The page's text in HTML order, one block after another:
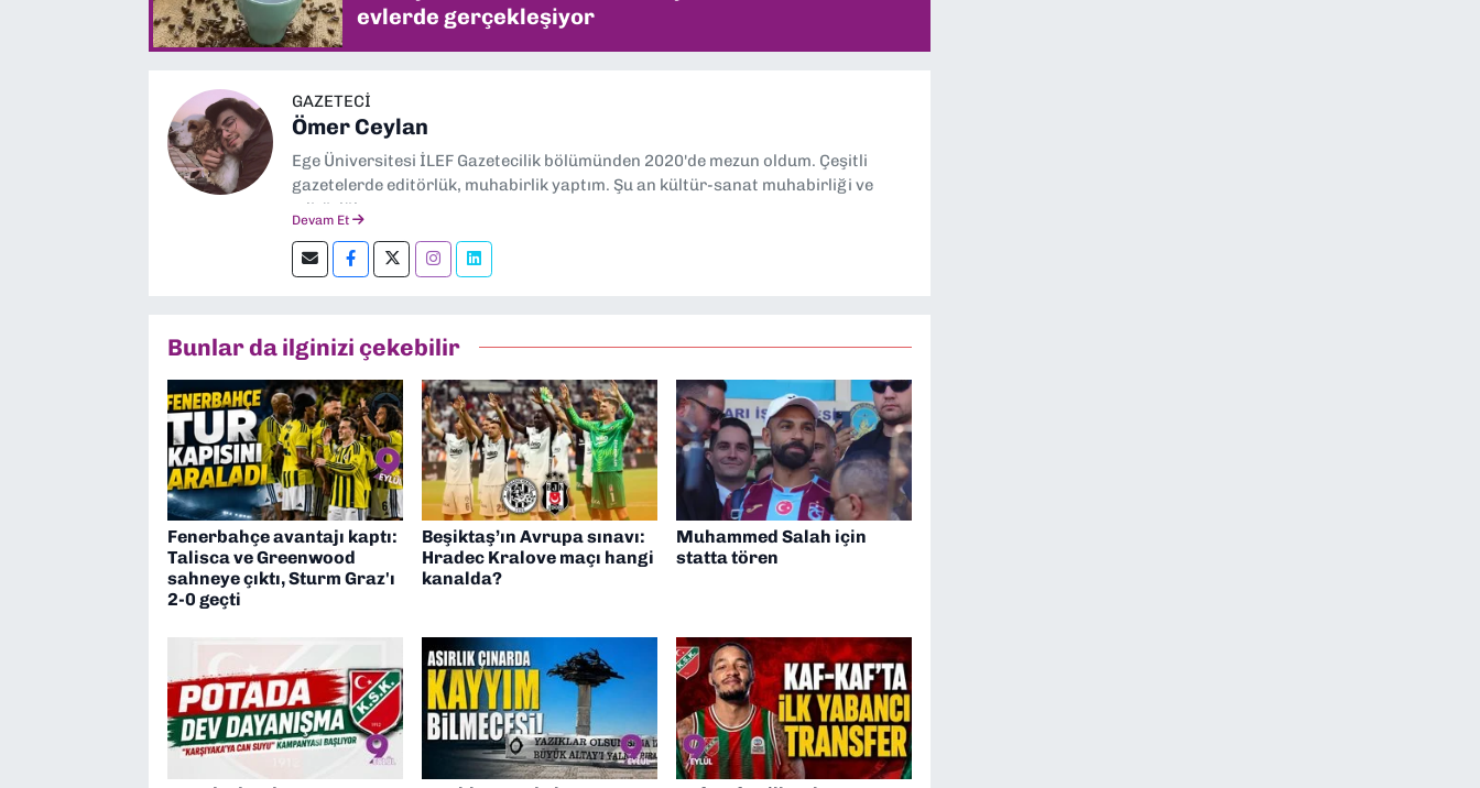
evlerde gerçekleşiyor
GAZETECİ
Ömer Ceylan
Ege Üniversitesi İLEF Gazetecilik bölümünden 2020'de mezun oldum. Çeşitli
gazetelerde editörlük, muhabirlik yaptım. Şu an kültür-sanat muhabirliği ve
editörlük yapıyorum.
Devam Et
Bunlar da ilginizi çekebilir
Fenerbahçe avantajı kaptı:
Talisca ve Greenwood
sahneye çıktı, Sturm Graz'ı
2-0 geçti
Beşiktaş’ın Avrupa sınavı:
Hradec Kralove maçı hangi
kanalda?
Muhammed Salah için
statta tören